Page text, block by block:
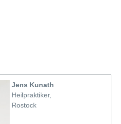
Jens Kunath
Heilpraktiker,
Rostock